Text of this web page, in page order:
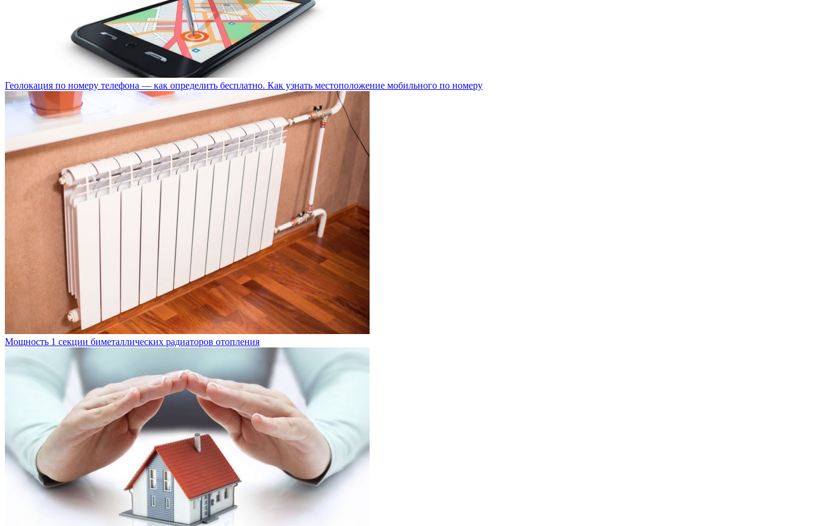
Геолокация по номеру телефона — как определить бесплатно. Как узнать местоположение мобильного по номеру
Мощность 1 секции биметаллических радиаторов отопления